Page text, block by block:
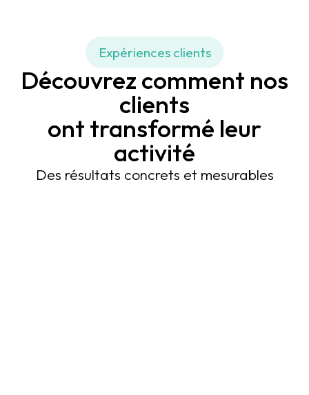
Expériences clients
Découvrez comment nos
clients
ont transformé leur
activité
Des résultats concrets et mesurables